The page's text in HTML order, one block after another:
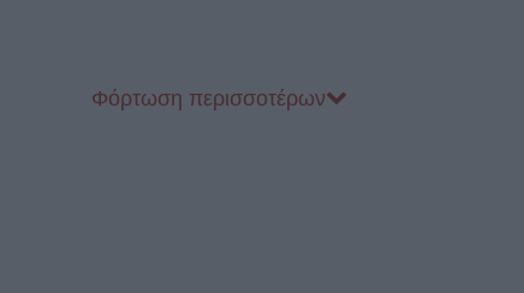
Φόρτωση περισσοτέρων